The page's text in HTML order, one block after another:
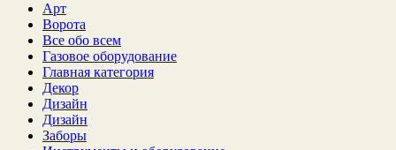
Арт
Ворота
Все обо всем
Газовое оборудование
Главная категория
Декор
Дизайн
Дизайн
Заборы